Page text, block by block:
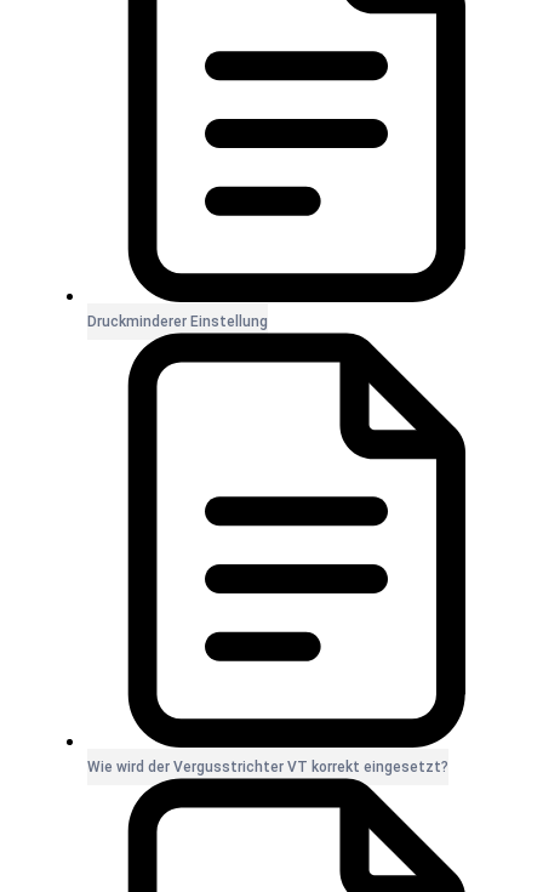
Druckminderer Einstellung
Wie wird der Vergusstrichter VT korrekt eingesetzt?